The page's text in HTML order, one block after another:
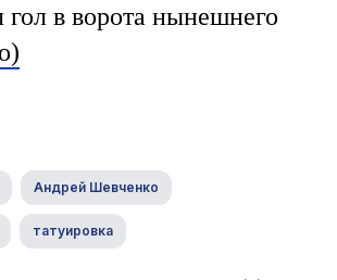
гол в ворота нынешнего
Андрей Шевченко
татуировка